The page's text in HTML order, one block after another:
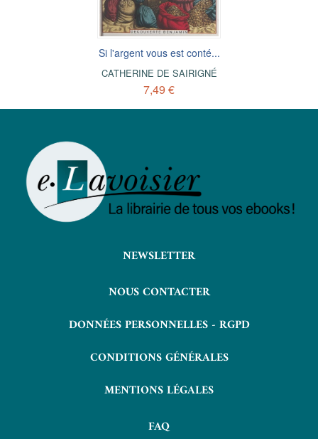
Si l'argent vous est conté...
CATHERINE DE SAIRIGNÉ
7,49 €
NEWSLETTER
NOUS CONTACTER
DONNÉES PERSONNELLES - RGPD
CONDITIONS GÉNÉRALES
MENTIONS LÉGALES
FAQ